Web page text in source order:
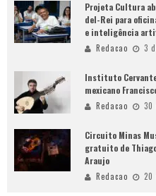
Projeta Cultura
del-Rei para
e inteligência
Redacao 3
Instituto
mexicano
Redacao 30
Circuito Minas
gratuito de
Araujo
Redacao 20